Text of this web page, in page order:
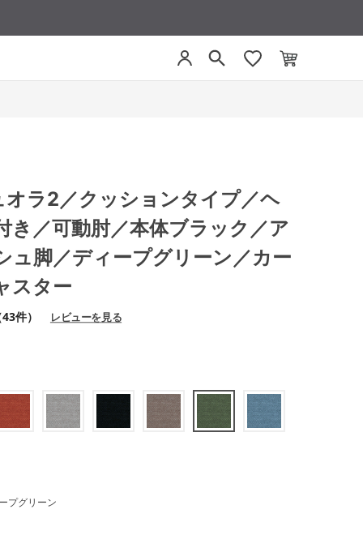
ラ2／クッションタイプ／ヘ
き／可動肘／本体ブラック／ア
ュ脚／ディープグリーン／カー
スター
43件） レビューを見る
プグリーン